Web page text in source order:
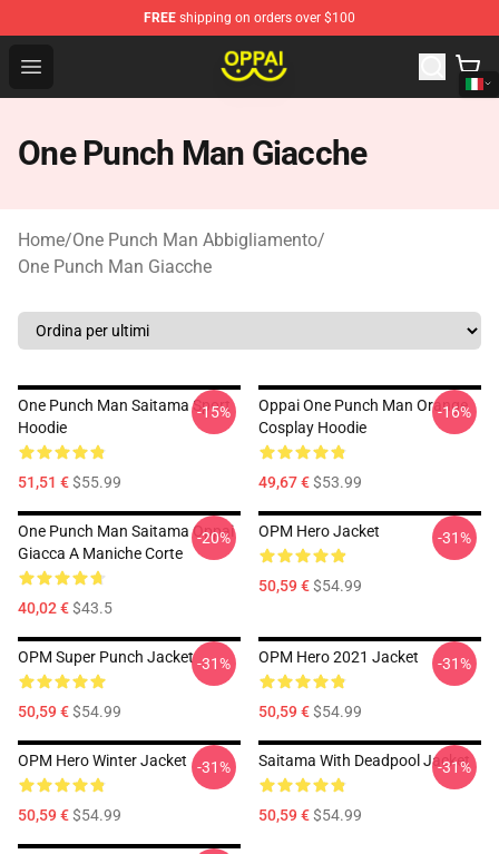
FREE shipping on orders over $100
Open menu
Oppai Store - Official Oppai Merchandise Shop
One Punch Man Giacche
Home/One Punch Man Abbigliamento/
One Punch Man Giacche
One Punch Man Saitama Sport
Hoodie
51,51 €$55.99
-15%
Oppai One Punch Man Orange
Cosplay Hoodie
49,67 €$53.99
-16%
One Punch Man Saitama Oppai
Giacca A Maniche Corte
40,02 €$43.5
-20% OPM Hero Jacket
50,59 €$54.99
-31%
OPM Super Punch Jacket
50,59 €$54.99
-31% OPM Hero 2021 Jacket
50,59 €$54.99
-31%
OPM Hero Winter Jacket
50,59 €$54.99
-31% Saitama With Deadpool Jacket
50,59 €$54.99
-31%